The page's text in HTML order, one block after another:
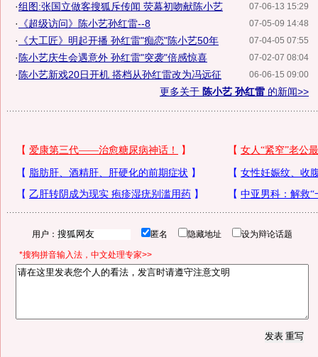
07-06-13 15:29
·组图:张国立做客搜狐斥传闻 荧幕初吻献陈小艺
07-05-09 14:48
· 《超级访问》陈小艺孙红雷--8
07-04-05 07:55
· 《大工匠》明起开播 孙红雷"痴恋"陈小艺50年
07-02-07 08:04
· 陈小艺庆生会遇意外 孙红雷"突袭"倍感惊喜
06-06-15 09:00
· 陈小艺新戏20日开机 搭档从孙红雷改为冯远征
更多关于 陈小艺 孙红雷 的新闻>>
用户： 匿名 隐藏地址 设为辩论话题
*搜狗拼音输入法，中文处理专家>>